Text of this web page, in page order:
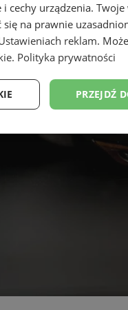
cechy urządzenia.
na prawnie
reklam.
. Polityka prywatności
PRZEJDŹ
Funkcjonalność
Opis